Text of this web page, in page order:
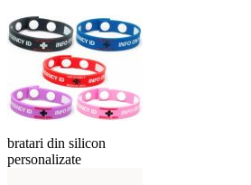
bratari din silicon
personalizate